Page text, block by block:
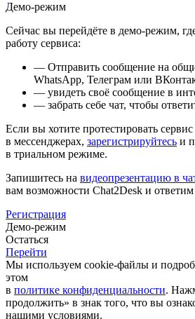
Демо-режим
Сейчас вы перейдёте в демо-режим,
работу сервиса:
— Отправить сообщение на
WhatsApp, Телеграм или
— увидеть своё сообщение в
— забрать себе чат, чтобы
Если вы хотите протестировать
в мессенджерах, зарегистрируйтесь и
в триальном режиме.
Запишитесь на видеопрезентацию в
вам возможности Chat2Desk и
Регистрация
Демо-режим
Остаться
Перейти
Мы используем cookie-файлы и
этом
в политике конфиденциальности.
продолжить» в знак того, что вы
нашими условиями.